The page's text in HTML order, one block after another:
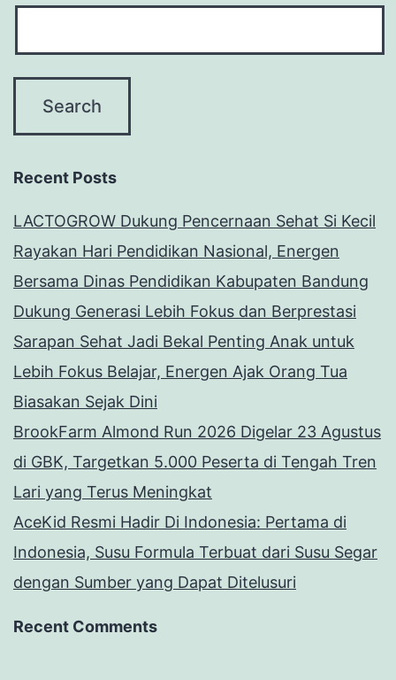
Recent Posts
LACTOGROW Dukung Pencernaan Sehat Si Kecil
Rayakan Hari Pendidikan Nasional, Energen
Bersama Dinas Pendidikan Kabupaten Bandung
Dukung Generasi Lebih Fokus dan Berprestasi
Sarapan Sehat Jadi Bekal Penting Anak untuk
Lebih Fokus Belajar, Energen Ajak Orang Tua
Biasakan Sejak Dini
BrookFarm Almond Run 2026 Digelar 23 Agustus
di GBK, Targetkan 5.000 Peserta di Tengah Tren
Lari yang Terus Meningkat
AceKid Resmi Hadir Di Indonesia: Pertama di
Indonesia, Susu Formula Terbuat dari Susu Segar
dengan Sumber yang Dapat Ditelusuri
Recent Comments